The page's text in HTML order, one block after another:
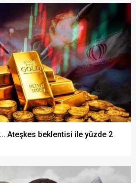
Ateşkes beklentisi ile yüzde 2